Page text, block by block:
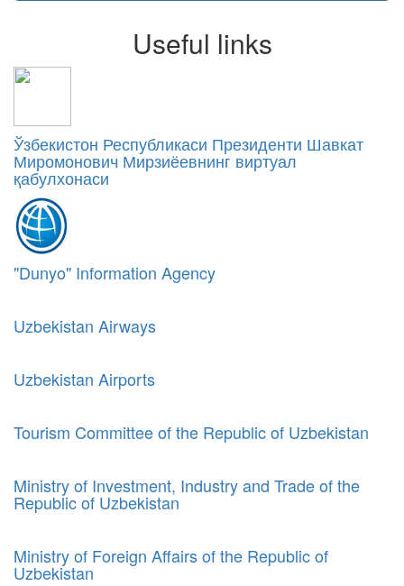
Useful links
Ўзбекистон Республикаси Президенти Шавкат
Миромонович Мирзиёевнинг виртуал
қабулхонаси
"Dunyo" Information Agency
Uzbekistan Airways
Uzbekistan Airports
Tourism Committee of the Republic of Uzbekistan
Ministry of Investment, Industry and Trade of the
Republic of Uzbekistan
Ministry of Foreign Affairs of the Republic of
Uzbekistan